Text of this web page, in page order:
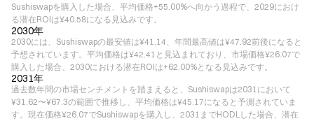
Sushiswapを購入した場合、平均価格+55.00%へ向かう過程で、2029におけ
る潜在ROIは¥40.58になる見込みです。
2030年
2030には、Sushiswapの最安値は¥41.14、年間最高値は¥47.92前後になると
予想されています。平均価格は¥42.41と見込まれており、市場価格¥26.07で
購入した場合、2030における潜在ROIは+62.00%となる見込みです。
2031年
過去数年間の市場センチメントを踏まえると、Sushiswapは2031において
¥31.62〜¥67.3の範囲で推移し、平均価格は¥45.17になると予測されていま
す。現在価格¥26.07でSushiswapを購入し、2031までHODLした場合、潜在